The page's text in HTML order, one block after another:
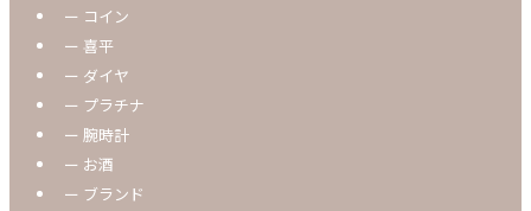
ー コイン
ー 喜平
ー ダイヤ
ー プラチナ
ー 腕時計
ー お酒
ー ブランド